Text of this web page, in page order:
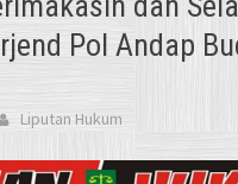
Pol Andap
Liputan Hukum